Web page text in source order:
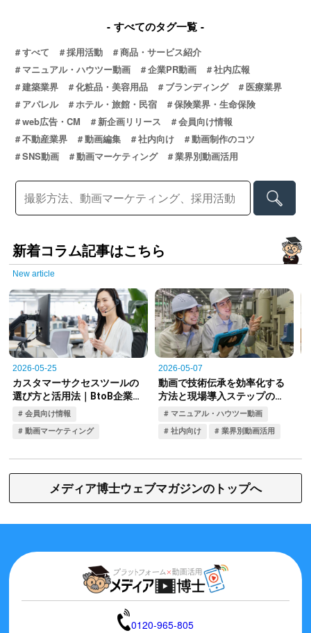
すべてのタグ一覧
すべて 採用活動
商品・サービス紹介
マニュアル・ハウツー動画
企業PR動画
社内広報
建築業界
化粧品・美容用品 ブランディング
医療業界
アパレル
ホテル・旅館・民宿
保険業界・生命保険
web広告・CM
新企画リリース
会員向け情報
不動産業界
動画編集 社内向け
動画制作のコツ
SNS動画
動画マーケティング 業界別動画活用
新着コラム記事はこちら
New article
メディア博士ウェブマガジンのトップへ
0120-965-805